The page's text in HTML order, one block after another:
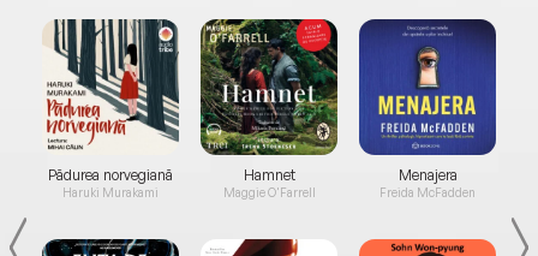
Pădurea norvegiană
Haruki Murakami
Hamnet
Maggie O'Farrell
Menajera
Freida McFadden